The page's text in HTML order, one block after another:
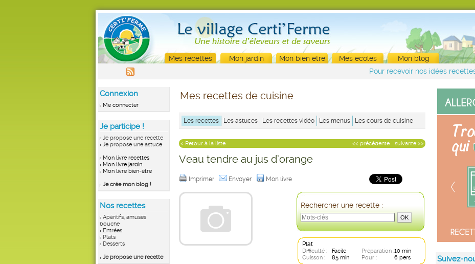
Mes recettes Mon jardin Mon bien être Mes écoles
Mon blog
Pour recevoir nos idées
Connexion
Me connecter
Je participe !
Je propose une recette
Je propose une astuce
Mon livre recettes
Mon livre jardin
Mon livre bien-être
Je crée mon blog !
Nos recettes
Apéritifs, amuses
bouche
Entrées
Plats
Desserts
Je propose une recette
Suivez-
Mes recettes de cuisine
Les recettes Les astuces Les recettes vidéo Les menus Les cours de cuisine
suivante >>
<< précédente
< Retour à la liste
Veau tendre au jus d’orange
Imprimer Envoyer Mon livre
Rechercher une recette :
Plat
Difficulté : Facile Préparation :10 min
Cuisson :
85 min Pour : 6 pers